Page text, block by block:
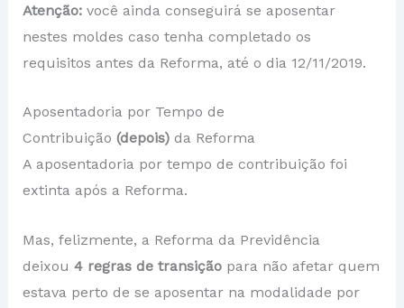
Atenção:você ainda conseguirá se aposentar
nestes moldes caso tenha completado os
requisitos antes da Reforma, até o dia 12/11/2019.
Aposentadoria por Tempo de
Contribuição (depois)da Reforma
A aposentadoria por tempo de contribuição foi
extinta após a Reforma.
Mas, felizmente, a Reforma da Previdência
deixou 4 regras de transiçãopara não afetar quem
estava perto de se aposentar na modalidade por